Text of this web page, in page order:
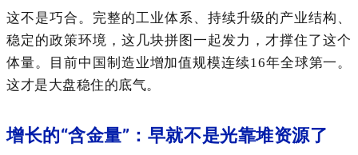
这不是巧合。完整的工业体系、持续升级的产业结构、
稳定的政策环境，这几块拼图一起发力，才撑住了这个
体量。目前中国制造业增加值规模连续16年全球第一。
这才是大盘稳住的底气。
增长的“含金量”：早就不是光靠堆资源了